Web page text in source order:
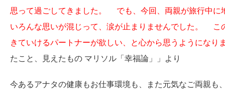
思って過ごしてきました。
でも、今回、両親が旅行中に
いろんな思いが混じって、涙が止まりませんでした。
こ
きていけるパートナーが欲しい、と心から思うようになり
たこと、見えたもの マリソル「幸福論」」より
今あるアナタの健康もお仕事環境も、また元気なご両親